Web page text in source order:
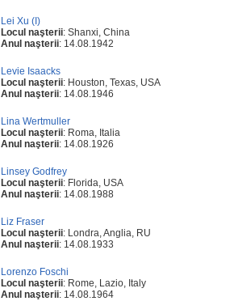
Lei Xu (I)
Locul naşterii: Shanxi, China
Anul naşterii: 14.08.1942
Levie Isaacks
Locul naşterii: Houston, Texas, USA
Anul naşterii: 14.08.1946
Lina Wertmuller
Locul naşterii: Roma, Italia
Anul naşterii: 14.08.1926
Linsey Godfrey
Locul naşterii: Florida, USA
Anul naşterii: 14.08.1988
Liz Fraser
Locul naşterii: Londra, Anglia, RU
Anul naşterii: 14.08.1933
Lorenzo Foschi
Locul naşterii: Rome, Lazio, Italy
Anul naşterii: 14.08.1964